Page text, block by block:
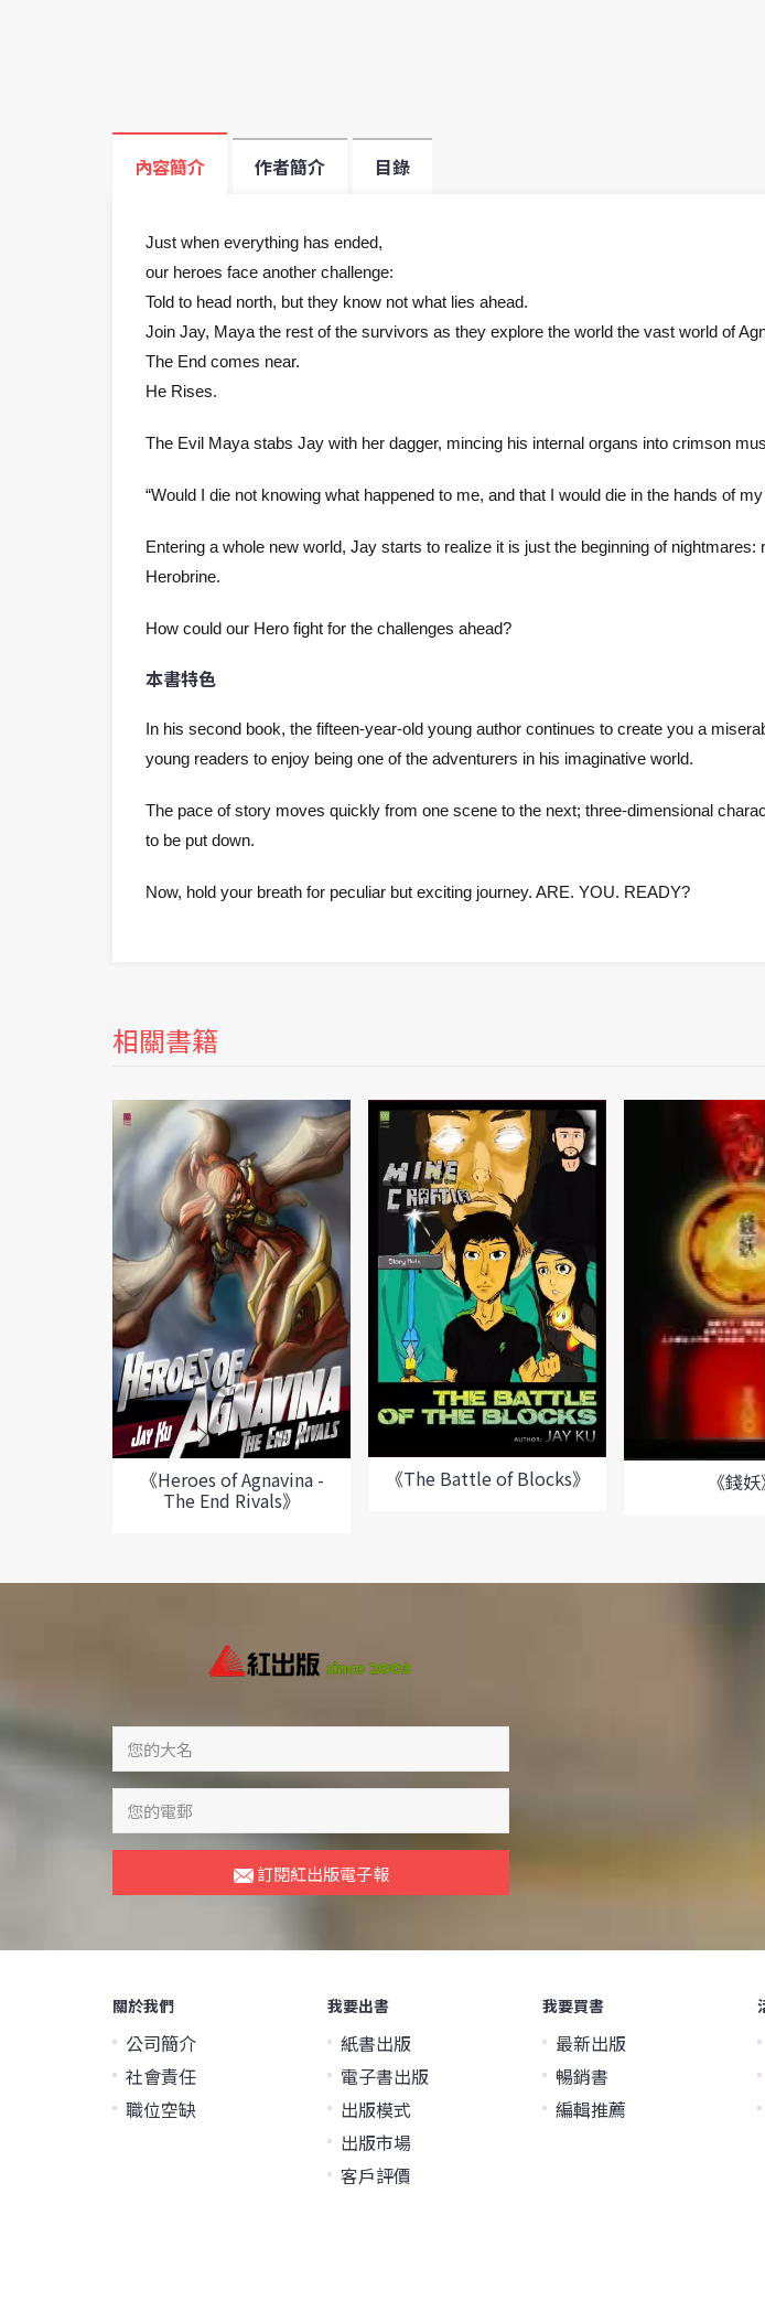
內容簡介 作者簡介 目錄
Just when everything has ended,
our heroes face another challenge:
Told to head north, but they know not what lies ahead.
Join Jay, Maya the rest of the survivors as they explore the world the vast world of
The End comes near.
He Rises.
The Evil Maya stabs Jay with her dagger, mincing his internal organs into crimson
“Would I die not knowing what happened to me, and that I would die in the hands of
Entering a whole new world, Jay starts to realize it is just the beginning of
Herobrine.
How could our Hero fight for the challenges ahead?
本書特色
In his second book, the fifteen-year-old young author continues to create you a
young readers to enjoy being one of the adventurers in his imaginative world.
The pace of story moves quickly from one scene to the next; three-dimensional
to be put down.
Now, hold your breath for peculiar but exciting journey. ARE. YOU. READY?
相關書籍
《Heroes of Agnavina -
The End Rivals》
《The Battle of Blocks》
《錢妖
訂閱紅出版電子報
關於我們
公司簡介
社會責任
職位空缺
我要出書
紙書出版
電子書出版
出版模式
出版市場
客戶評價
我要買書
最新出版
暢銷書
編輯推薦